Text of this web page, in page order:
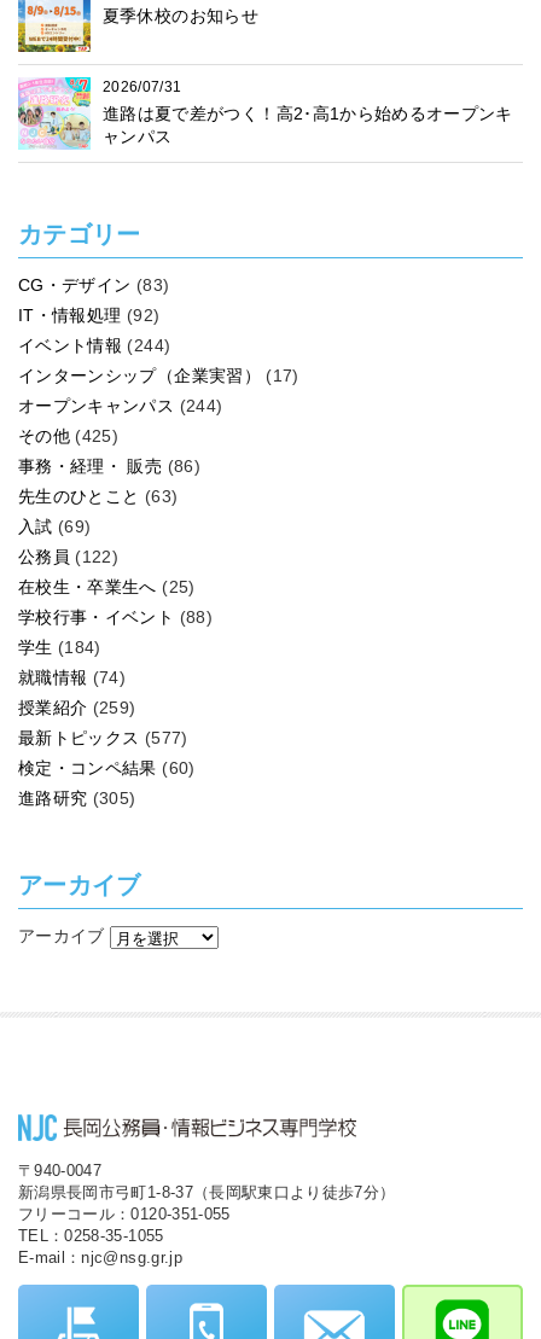
夏季休校のお知らせ
2026/07/31
進路は夏で差がつく！高2･高1から始めるオープンキ
ャンパス
カテゴリー
CG・デザイン (83)
IT・情報処理 (92)
イベント情報 (244)
インターンシップ（企業実習）
(17)
オープンキャンパス (244)
その他 (425)
事務・経理・ 販売 (86)
先生のひとこと (63)
入試 (69)
公務員 (122)
在校生・卒業生へ (25)
学校行事・イベント (88)
学生 (184)
就職情報 (74)
授業紹介 (259)
最新トピックス (577)
検定・コンペ結果 (60)
進路研究 (305)
アーカイブ
アーカイブ
〒940-0047
新潟県長岡市弓町1-8-37（長岡駅東口より徒歩7分）
フリーコール：0120-351-055
TEL：0258-35-1055
E-mail：njc@nsg.gr.jp